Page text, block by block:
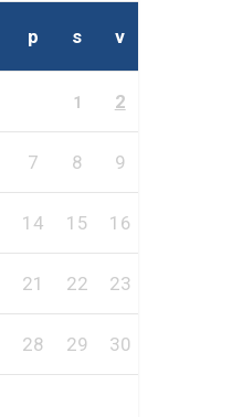
p s v
1 2
7 8 9
14 15 16
21 22 23
28 29 30